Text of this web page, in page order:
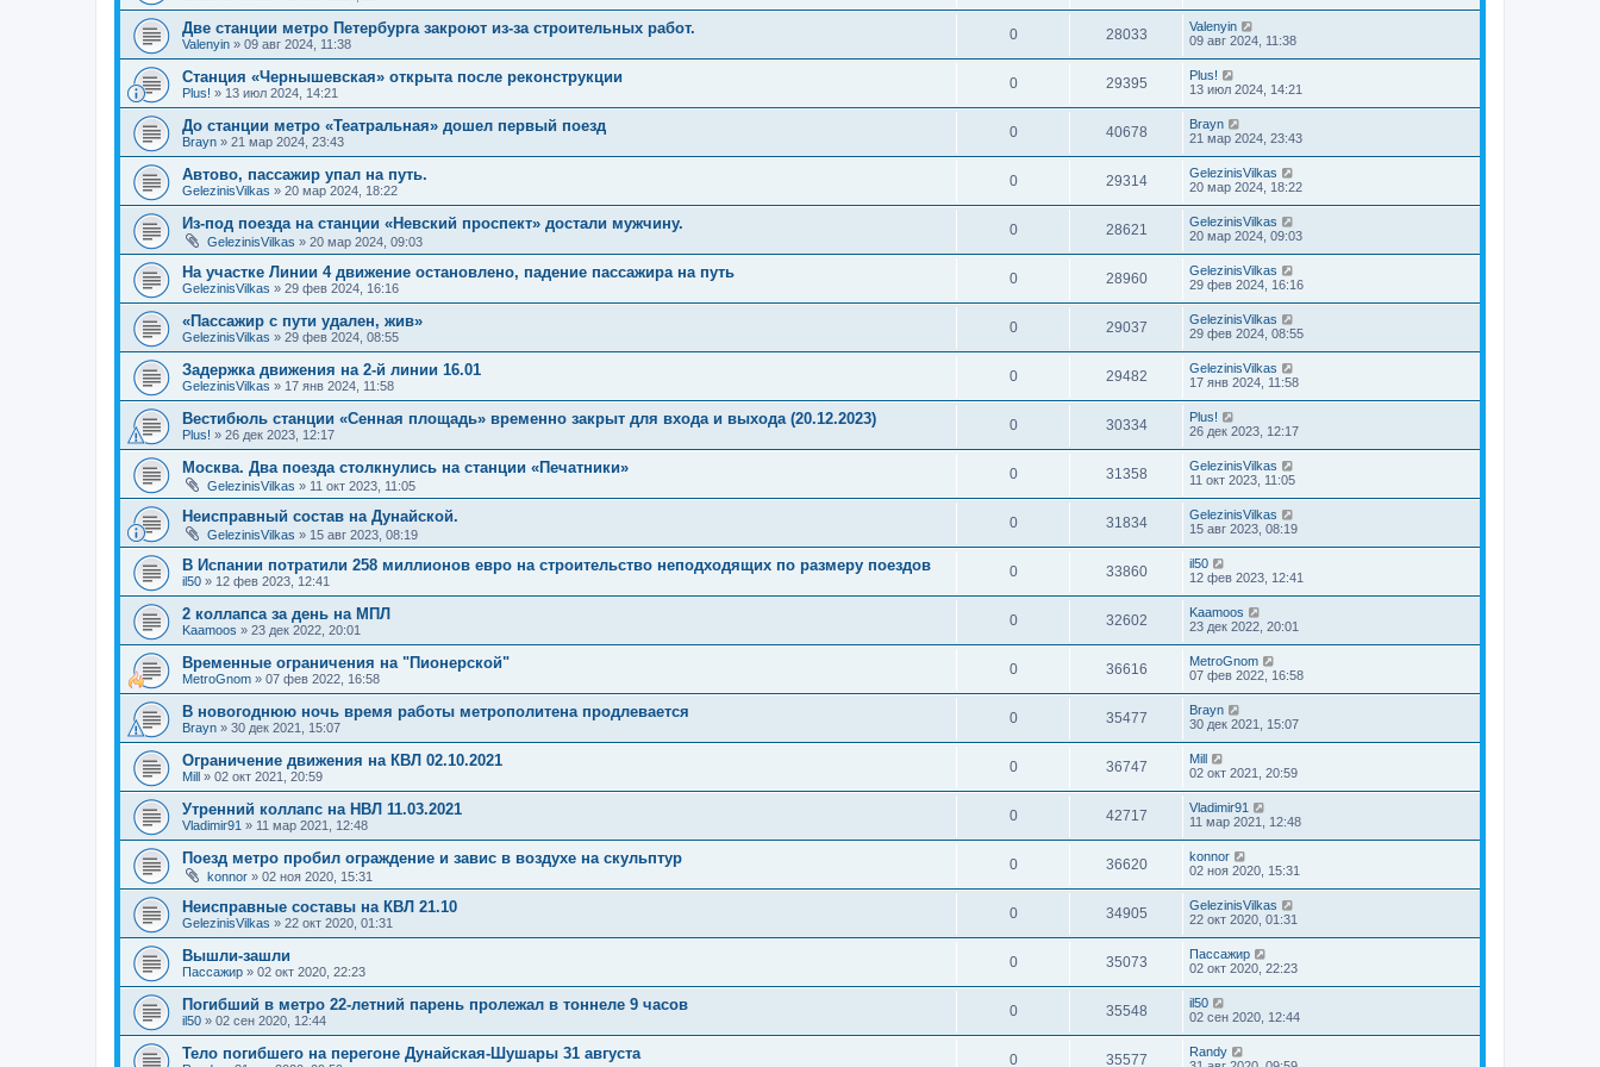
Две станции метро Петербурга закроют из-за строительных работ.
Valenyin » 09 авг 2024, 11:38
0 28033
Valenyin
09 авг 2024, 11:38
Станция «Чернышевская» открыта после реконструкции
Plus! » 13 июл 2024, 14:21
0 29395
Plus!
13 июл 2024, 14:21
До станции метро «Театральная» дошел первый поезд
Brayn » 21 мар 2024, 23:43
0 40678
Brayn
21 мар 2024, 23:43
Автово, пассажир упал на путь.
GelezinisVilkas » 20 мар 2024, 18:22
0 29314
GelezinisVilkas
20 мар 2024, 18:22
Из-под поезда на станции «Невский проспект» достали мужчину.
GelezinisVilkas » 20 мар 2024, 09:03
0 28621
GelezinisVilkas
20 мар 2024, 09:03
На участке Линии 4 движение остановлено, падение пассажира на путь
GelezinisVilkas » 29 фев 2024, 16:16
0 28960
GelezinisVilkas
29 фев 2024, 16:16
«Пассажир с пути удален, жив»
GelezinisVilkas » 29 фев 2024, 08:55
0 29037
GelezinisVilkas
29 фев 2024, 08:55
Задержка движения на 2-й линии 16.01
GelezinisVilkas » 17 янв 2024, 11:58
0 29482
GelezinisVilkas
17 янв 2024, 11:58
Вестибюль станции «Сенная площадь» временно закрыт для входа и выхода (20.12.2023)
Plus! » 26 дек 2023, 12:17
0 30334
Plus!
26 дек 2023, 12:17
Москва. Два поезда столкнулись на станции «Печатники»
GelezinisVilkas » 11 окт 2023, 11:05
0 31358
GelezinisVilkas
11 окт 2023, 11:05
Неисправный состав на Дунайской.
GelezinisVilkas » 15 авг 2023, 08:19
0 31834
GelezinisVilkas
15 авг 2023, 08:19
В Испании потратили 258 миллионов евро на строительство неподходящих по размеру поездов
il50 » 12 фев 2023, 12:41
0 33860
il50
12 фев 2023, 12:41
2 коллапса за день на МПЛ
Kaamoos » 23 дек 2022, 20:01
0 32602
Kaamoos
23 дек 2022, 20:01
Временные ограничения на "Пионерской"
MetroGnom » 07 фев 2022, 16:58
0 36616
MetroGnom
07 фев 2022, 16:58
В новогоднюю ночь время работы метрополитена продлевается
Brayn » 30 дек 2021, 15:07
0 35477
Brayn
30 дек 2021, 15:07
Ограничение движения на КВЛ 02.10.2021
Mill » 02 окт 2021, 20:59
0 36747
Mill
02 окт 2021, 20:59
Утренний коллапс на НВЛ 11.03.2021
Vladimir91 » 11 мар 2021, 12:48
0 42717
Vladimir91
11 мар 2021, 12:48
Поезд метро пробил ограждение и завис в воздухе на скульптур
konnor » 02 ноя 2020, 15:31
0 36620
konnor
02 ноя 2020, 15:31
Неисправные составы на КВЛ 21.10
GelezinisVilkas » 22 окт 2020, 01:31
0 34905
GelezinisVilkas
22 окт 2020, 01:31
Вышли-зашли
Пассажир » 02 окт 2020, 22:23
0 35073
Пассажир
02 окт 2020, 22:23
Погибший в метро 22-летний парень пролежал в тоннеле 9 часов
il50 » 02 сен 2020, 12:44
0 35548
il50
02 сен 2020, 12:44
Тело погибшего на перегоне Дунайская-Шушары 31 августа 0 35577
Randy